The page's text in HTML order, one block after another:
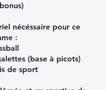
nécéssaire pour ce
:
(base à picots)
de sport